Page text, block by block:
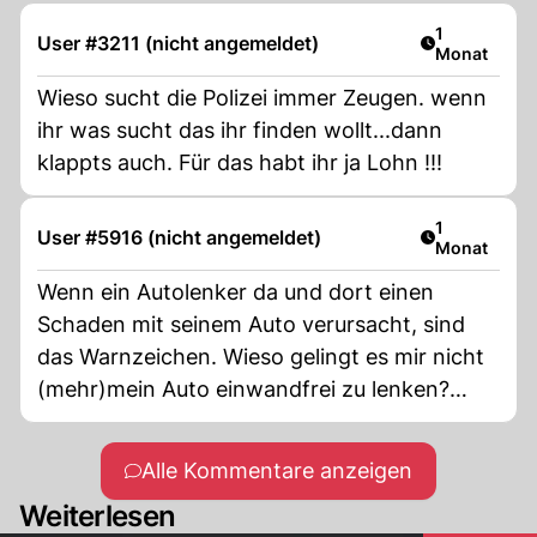
User #3211 (nicht angemeldet) Artikel
1
Monat
Wieso sucht die Polizei immer Zeugen. wenn
ihr was sucht das ihr finden wollt...dann
klappts auch. Für das habt ihr ja Lohn !!!
User #5916 (nicht angemeldet) Artikel
1
Monat
Wenn ein Autolenker da und dort einen
Schaden mit seinem Auto verursacht, sind
das Warnzeichen. Wieso gelingt es mir nicht
(mehr)mein Auto einwandfrei zu lenken?
Zuerst beginnen Manöver zu scheitern, das
korrekte Abstellen auf ein Parkfeld gelingt
nicht mehr, alles ist plötzlich eng geworden
usw. Meine eitle Nachbarin hat immer gerne
Alle Kommentare anzeigen
Weiterlesen